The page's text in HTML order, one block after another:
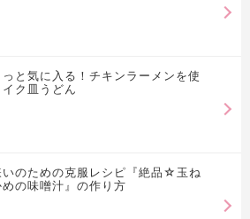
と気に入る！チキンラーメンを使
ク皿うどん
いのための克服レシピ『絶品☆玉ね
めの味噌汁』の作り方